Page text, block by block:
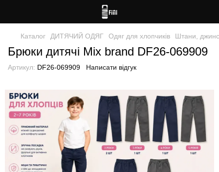
Каталог ДИТЯЧИЙ ОДЯГ Одяг для хлопчиків Штани,
Брюки дитячі Mix brand DF26-069909
Артикул: DF26-069909 Написати відгук